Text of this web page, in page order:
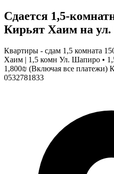
Сдается 1,5-
Кирьят Хаим на
Квартиры - сдам 1,5 комната
Хаим | 1,5 комн Ул. Шапиро •
1,800₪ (Включая все платежи)
0532781833